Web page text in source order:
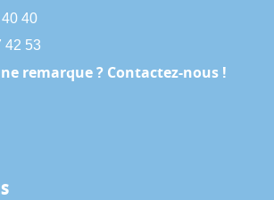
40
42 53
remarque ? Contactez-nous !